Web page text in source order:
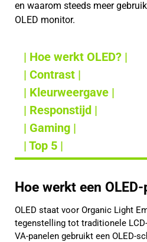
en waarom steeds meer
OLED monitor.
| Hoe werkt OLED? |
| Contrast |
| Kleurweergave |
| Responstijd |
| Gaming |
| Top 5 |
Hoe werkt een
OLED staat voor Organic Light
tegenstelling tot traditionele
VA-panelen gebruikt een OLED-